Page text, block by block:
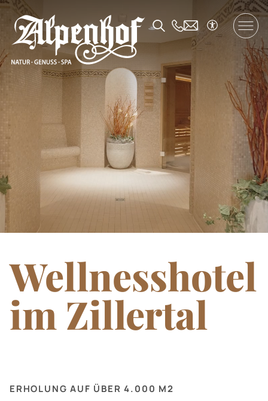
/ EN / FR
Der Alpenhof
Wohnen und Angebote
Genuss
SPA und Fitness
Familie
Natur und Aktivitäten
Infos und Kontakt
Wellnesshotel
im Zillertal
ERHOLUNG AUF ÜBER 4.000 M2